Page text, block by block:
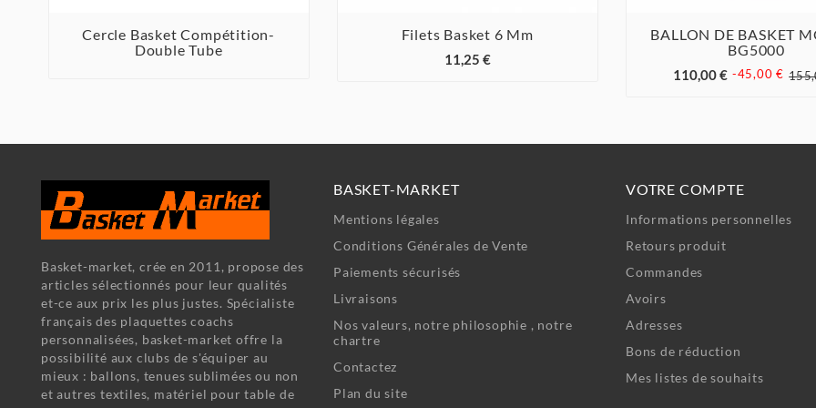
  
Cercle Basket Compétition-
Double Tube
Filets Basket 6 Mm
11,25 € 
BALLON DE BASKET
BG5000
110,00 € -45,00 €
Basket-market, crée en 2011, propose des
articles sélectionnés pour leur qualités
et-ce aux prix les plus justes. Spécialiste
français des plaquettes coachs
personnalisées, basket-market offre la
possibilité aux clubs de s'équiper au
mieux : ballons, tenues sublimées ou non
et autres textiles, matériel pour table de
BASKET-MARKET
Mentions légales
Conditions Générales de Vente
Paiements sécurisés
Livraisons
Nos valeurs, notre philosophie , notre
chartre
Contactez
Plan du site
VOTRE COMPTE
Informations personnelles
Retours produit
Commandes
Avoirs
Adresses
Bons de réduction
Mes listes de souhaits